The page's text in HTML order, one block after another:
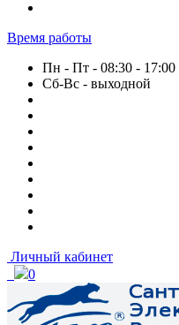
Время работы
Пн - Пт - 08:30 - 17:00
Сб-Вс - выходной
Личный кабинет
0